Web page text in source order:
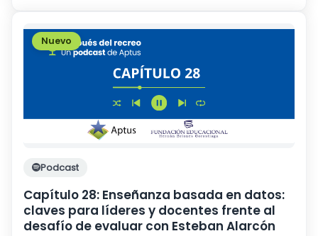
Nuevo
Podcast
Capítulo 28: Enseñanza basada en datos:
claves para líderes y docentes frente al
desafío de evaluar con Esteban Alarcón